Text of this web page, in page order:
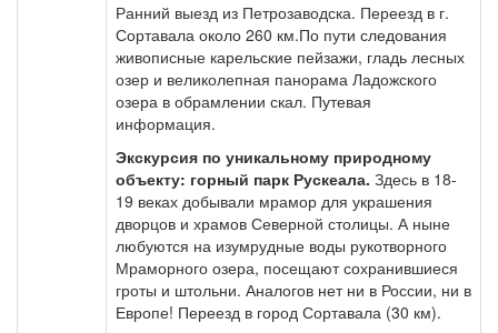
Ранний выезд из Петрозаводска. Переезд в г.
Сортавала около 260 км.По пути следования
живописные карельские пейзажи, гладь лесных
озер и великолепная панорама Ладожского
озера в обрамлении скал. Путевая
информация.
Экскурсия по уникальному природному
объекту: горный парк Рускеала. Здесь в 18-
19 веках добывали мрамор для украшения
дворцов и храмов Северной столицы. А ныне
любуются на изумрудные воды рукотворного
Мраморного озера, посещают сохранившиеся
гроты и штольни. Аналогов нет ни в России, ни в
Европе! Переезд в город Сортавала (30 км).